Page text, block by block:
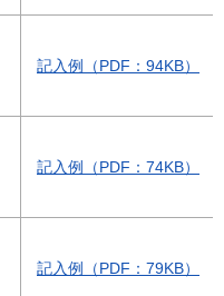
記入例（PDF：94KB）
記入例（PDF：74KB）
記入例（PDF：79KB）